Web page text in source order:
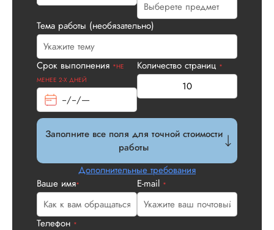
Тема работы (необязательно)
Срок выполнения *НЕ
МЕНЕЕ 2-Х ДНЕЙ
Количество страниц *
Заполните все поля для точной стоимости
работы
Дополнительные требования
Ваше имя* E-mail *
Телефон *
Диссертация
Дата:2026-05-21
У нас с другом
Нас полностью
устроила стоимость
услуги, наличие
официального
по структуре
плане. Научруки
не задалбывали,